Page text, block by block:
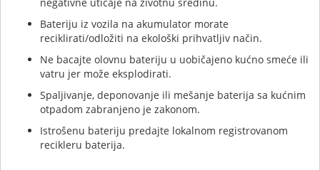
Bateriju iz vozila na akumulator morate
reciklirati/odložiti na ekološki prihvatljiv način.
Ne bacajte olovnu bateriju u uobičajeno kućno smeće ili
vatru jer može eksplodirati.
Spaljivanje, deponovanje ili mešanje baterija sa kućnim
otpadom zabranjeno je zakonom.
Istrošenu bateriju predajte lokalnom registrovanom
recikleru baterija.